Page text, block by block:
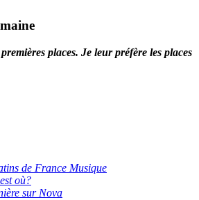
places. Je leur préfère les places
de France Musique
où?
sur Nova